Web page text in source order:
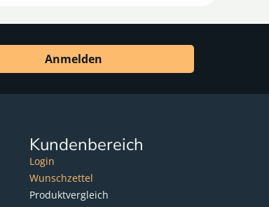
Anmelden
Kundenbereich
Login
Wunschzettel
Produktvergleich